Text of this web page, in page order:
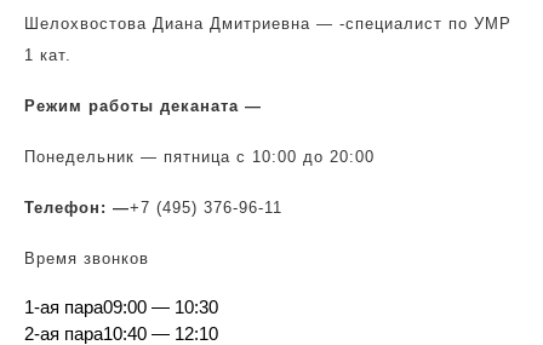
Шелохвостова Диана Дмитриевна — -специалист по УМР
1 кат.
Режим работы деканата —
Понедельник — пятница с 10:00 до 20:00
Телефон: —+7 (495) 376-96-11
Время звонков
1-ая пара09:00 — 10:30
2-ая пара10:40 — 12:10